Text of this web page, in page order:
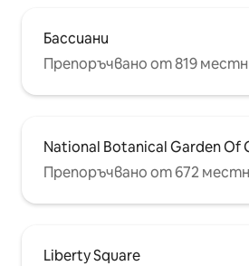
Бассиани
Препоръчвано от 819
National Botanical Garden Of
Препоръчвано от 672
Liberty Square